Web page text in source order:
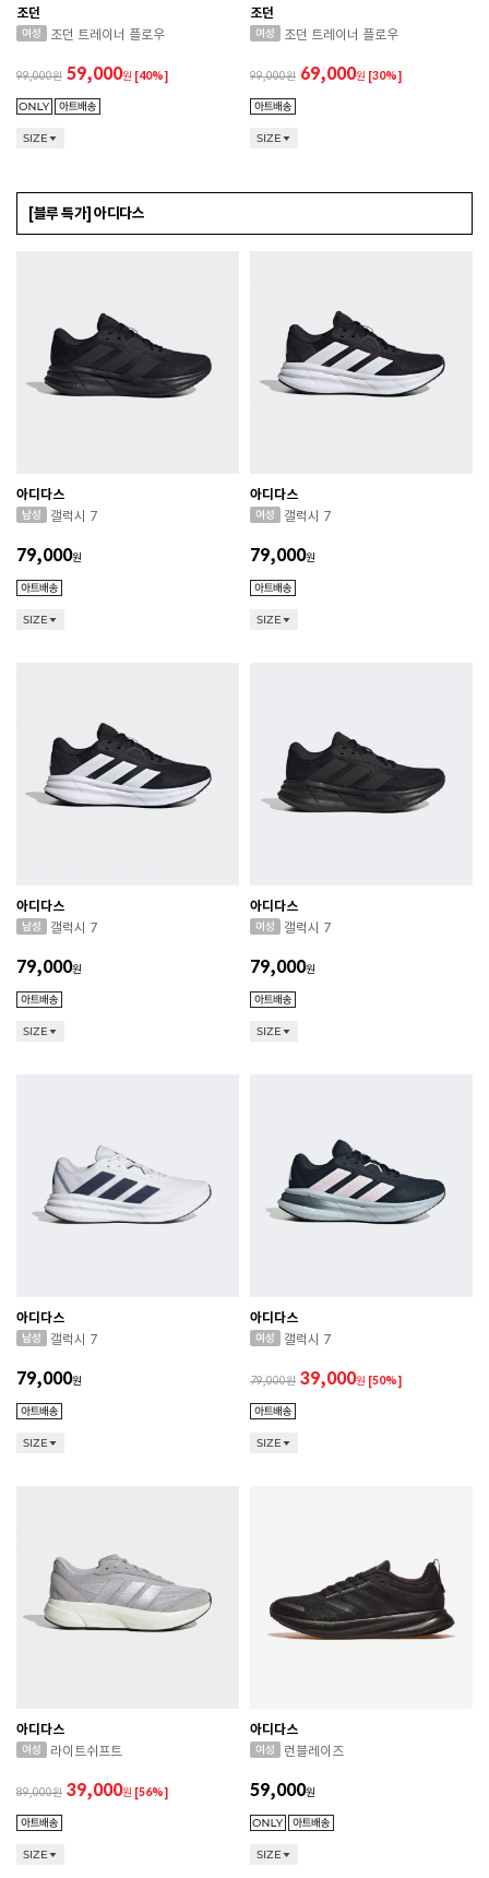
조던
조던 트레이너 플로우
99,000 59,000원 [40%]
SIZE
조던
조던 트레이너 플로우
99,000 69,000원 [30%]
SIZE
[블루 특가] 아디다스
아디다스
갤럭시 7
79,000원
SIZE
아디다스
갤럭시 7
79,000원
SIZE
아디다스
갤럭시 7
79,000원
SIZE
아디다스
갤럭시 7
79,000원
SIZE
아디다스
갤럭시 7
79,000원
SIZE
아디다스
갤럭시 7
79,000 39,000원 [50%]
SIZE
아디다스
라이트쉬프트
89,000 39,000원 [56%]
SIZE
아디다스
런블레이즈
59,000원
SIZE